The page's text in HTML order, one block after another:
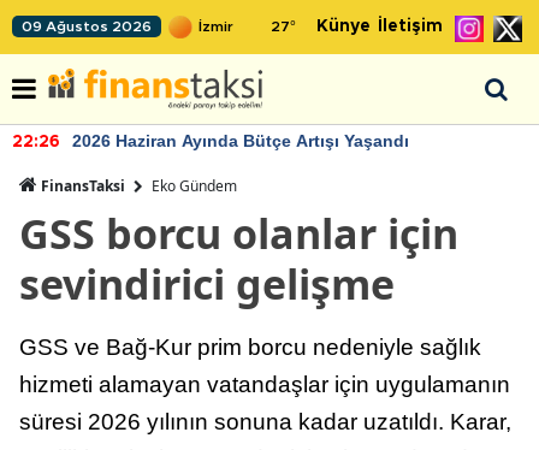
09 Ağustos 2026 27° Künye İletişim
22:26 2026 Haziran Ayında Bütçe Artışı Yaşandı
FinansTaksi Eko Gündem
GSS borcu olanlar için
sevindirici gelişme
GSS ve Bağ-Kur prim borcu nedeniyle sağlık
hizmeti alamayan vatandaşlar için uygulamanın
süresi 2026 yılının sonuna kadar uzatıldı. Karar,